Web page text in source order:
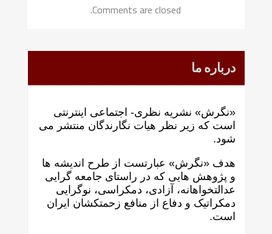
Comments are closed.
درباره ما
«نگرش» نشریه نظری- اجتماعی اینترنتی
است که زير نظر هيات نگارندگان منتشر می
شود.
هدف «نگرش» عبارتست از طرح انديشه ها
و پژوهش هايی که در راستای جامعه گرايی
عدالتخواهانه، آزادی، دمکراسی، نوگرايی
دمکراتيک و دفاع از منافع زحمتکشان ايران
است.